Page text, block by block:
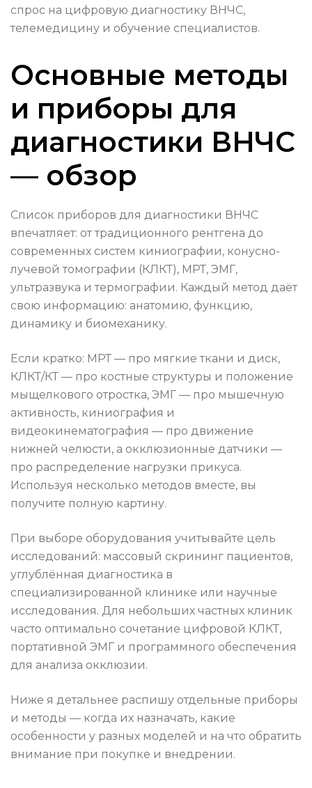
спрос на цифровую диагностику ВНЧС,
телемедицину и обучение специалистов.
Основные методы
и приборы для
диагностики ВНЧС
— обзор
Список приборов для диагностики ВНЧС
впечатляет: от традиционного рентгена до
современных систем киниографии, конусно-
лучевой томографии (КЛКТ), МРТ, ЭМГ,
ультразвука и термографии. Каждый метод даёт
свою информацию: анатомию, функцию,
динамику и биомеханику.
Если кратко: МРТ — про мягкие ткани и диск,
КЛКТ/КТ — про костные структуры и положение
мыщелкового отростка, ЭМГ — про мышечную
активность, киниография и
видеокинематография — про движение
нижней челюсти, а окклюзионные датчики —
про распределение нагрузки прикуса.
Используя несколько методов вместе, вы
получите полную картину.
При выборе оборудования учитывайте цель
исследований: массовый скрининг пациентов,
углублённая диагностика в
специализированной клинике или научные
исследования. Для небольших частных клиник
часто оптимально сочетание цифровой КЛКТ,
портативной ЭМГ и программного обеспечения
для анализа окклюзии.
Ниже я детальнее распишу отдельные приборы
и методы — когда их назначать, какие
особенности у разных моделей и на что обратить
внимание при покупке и внедрении.